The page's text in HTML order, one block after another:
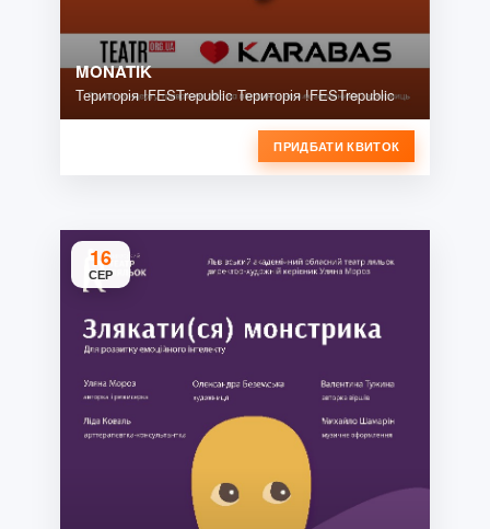
MONATIK
Територія !FESTrepublic Територія !FESTrepublic
ПРИДБАТИ КВИТОК
16
СЕР